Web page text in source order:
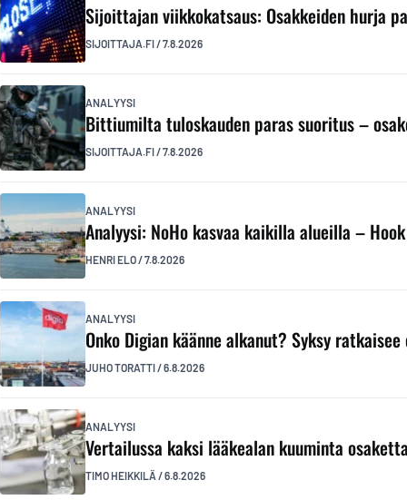
Sijoittajan viikkokatsaus: Osakkeiden hurja
SIJOITTAJA.FI/7.8.2026
ANALYYSI
Bittiumilta tuloskauden paras suoritus –
SIJOITTAJA.FI/7.8.2026
ANALYYSI
Analyysi: NoHo kasvaa kaikilla alueilla –
HENRI ELO/7.8.2026
ANALYYSI
Onko Digian käänne alkanut? Syksy
JUHO TORATTI/6.8.2026
ANALYYSI
Vertailussa kaksi lääkealan kuuminta
TIMO HEIKKILÄ /6.8.2026